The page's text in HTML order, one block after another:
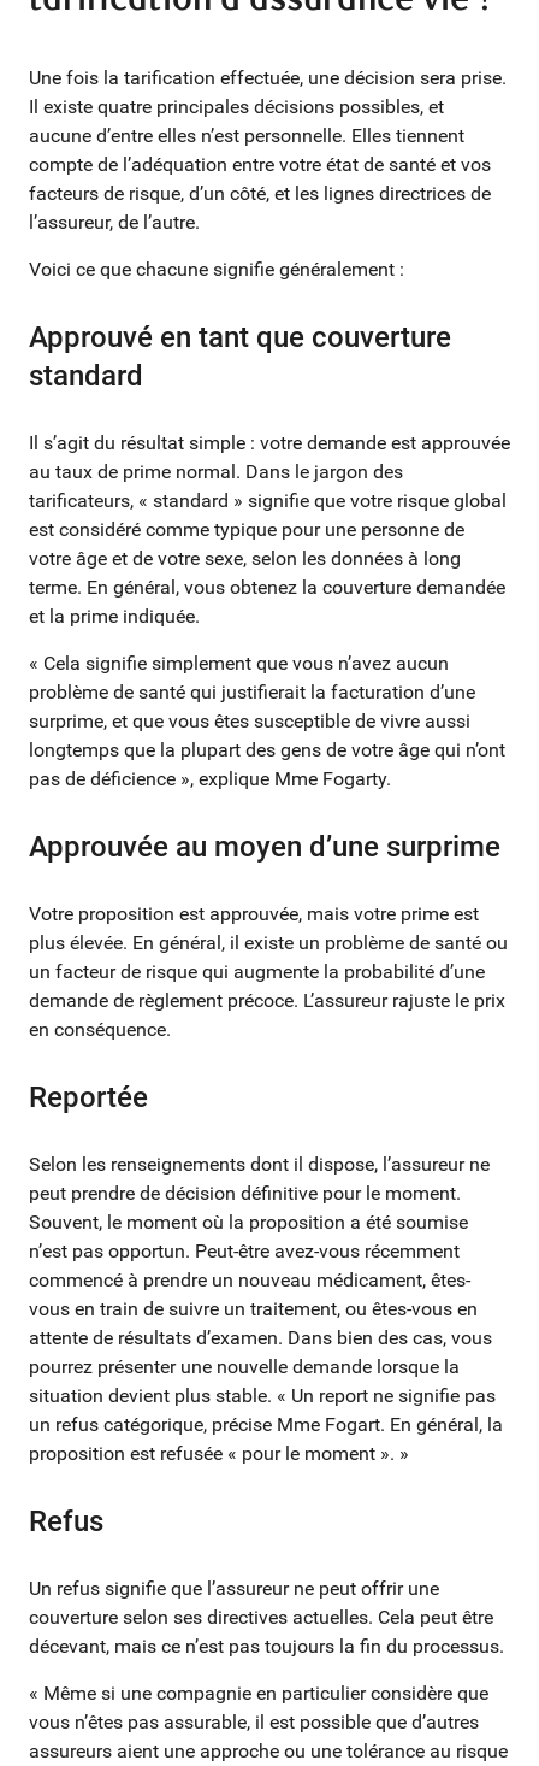
Une fois la tarification effectuée, une décision sera prise.
Il existe quatre principales décisions possibles, et
aucune d’entre elles n’est personnelle. Elles tiennent
compte de l’adéquation entre votre état de santé et vos
facteurs de risque, d’un côté, et les lignes directrices de
l’assureur, de l’autre.
Voici ce que chacune signifie généralement :
Approuvé en tant que couverture
standard
Il s’agit du résultat simple : votre demande est approuvée
au taux de prime normal. Dans le jargon des
tarificateurs, « standard » signifie que votre risque global
est considéré comme typique pour une personne de
votre âge et de votre sexe, selon les données à long
terme. En général, vous obtenez la couverture demandée
et la prime indiquée.
« Cela signifie simplement que vous n’avez aucun
problème de santé qui justifierait la facturation d’une
surprime, et que vous êtes susceptible de vivre aussi
longtemps que la plupart des gens de votre âge qui n’ont
pas de déficience », explique Mme Fogarty.
Approuvée au moyen d’une surprime
Votre proposition est approuvée, mais votre prime est
plus élevée. En général, il existe un problème de santé ou
un facteur de risque qui augmente la probabilité d’une
demande de règlement précoce. L’assureur rajuste le prix
en conséquence.
Reportée
Selon les renseignements dont il dispose, l’assureur ne
peut prendre de décision définitive pour le moment.
Souvent, le moment où la proposition a été soumise
n’est pas opportun. Peut-être avez-vous récemment
commencé à prendre un nouveau médicament, êtes-
vous en train de suivre un traitement, ou êtes-vous en
attente de résultats d’examen. Dans bien des cas, vous
pourrez présenter une nouvelle demande lorsque la
situation devient plus stable. « Un report ne signifie pas
un refus catégorique, précise Mme Fogart. En général, la
proposition est refusée « pour le moment ». »
Refus
Un refus signifie que l’assureur ne peut offrir une
couverture selon ses directives actuelles. Cela peut être
décevant, mais ce n’est pas toujours la fin du processus.
« Même si une compagnie en particulier considère que
vous n’êtes pas assurable, il est possible que d’autres
assureurs aient une approche ou une tolérance au risque